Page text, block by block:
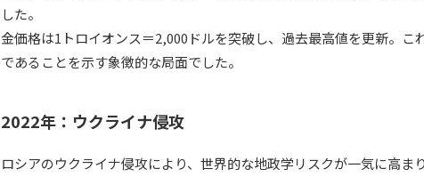
した。
金価格は1トロイオンス＝2,000ドルを突破し、過去最高値を更新。こ
であることを示す象徴的な局面でした。
2022年：ウクライナ侵攻
ロシアのウクライナ侵攻により、世界的な地政学リスクが一気に高ま